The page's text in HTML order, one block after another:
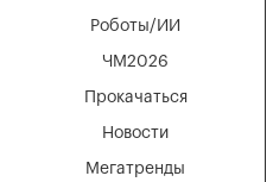
Мегатренды
Новости
Роботы/ИИ
ЧМ2026
Прокачаться